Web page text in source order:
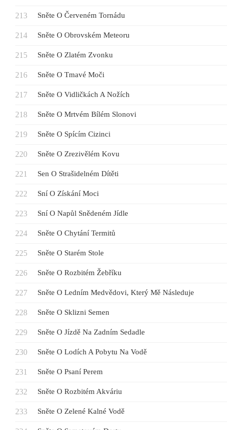
Sněte O Červeném Tornádu
Sněte O Obrovském Meteoru
Sněte O Zlatém Zvonku
Sněte O Tmavé Moči
Sněte O Vidličkách A Nožích
Sněte O Mrtvém Bílém Slonovi
Sněte O Spícím Cizinci
Sněte O Zrezivělém Kovu
Sen O Strašidelném Dítěti
Sní O Získání Moci
Sní O Napůl Snědeném Jídle
Sněte O Chytání Termitů
Sněte O Starém Stole
Sněte O Rozbitém Žebříku
Sněte O Ledním Medvědovi, Který Mě Následuje
Sněte O Sklizni Semen
Sněte O Jízdě Na Zadním Sedadle
Sněte O Lodích A Pobytu Na Vodě
Sněte O Psaní Perem
Sněte O Rozbitém Akváriu
Sněte O Zelené Kalné Vodě